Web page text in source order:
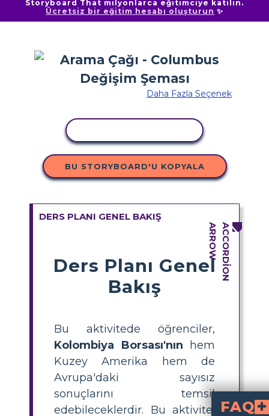
Storyboard That milyonlarca eğitimciye katılın.
Ücretsiz bir eğitim hesabı oluşturun ✨
Daha Fazla Seçenek
BU STORYBOARD'U KOPYALA
DERS PLANI GENEL BAKIŞ
Ders Planı Genel
Bakış
Bu aktivitede öğrenciler,
Kolombiya Borsası'nın hem
Kuzey Amerika hem de
Avrupa'daki sayısız
sonuçlarını temsil
edebileceklerdir. Bu aktivite,
FAQ